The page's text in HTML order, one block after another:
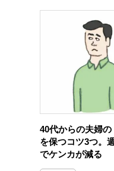
40代からの夫婦の
を保つコツ3つ。
でケンカが減る